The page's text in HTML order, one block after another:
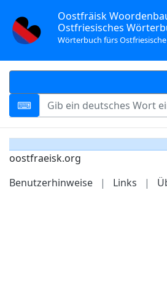
Oostfräisk
Ostfriesisches
Wörterbuch fürs
oostfraeisk.org
Benutzerhinweise
| Links |